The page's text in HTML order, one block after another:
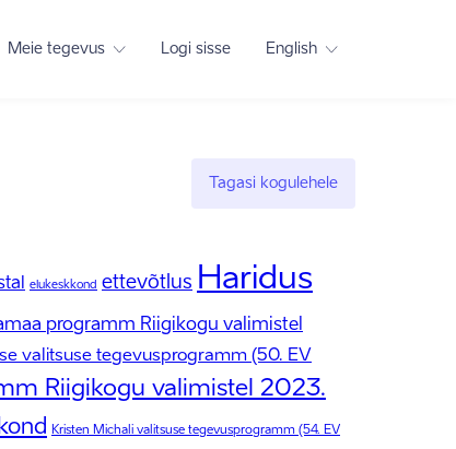
Meie tegevus Logi sisse English
Tagasi kogulehele
elukeskkond ettevõtlus Haridus
programm Riigikogu valimistel
valitsuse tegevusprogramm (50. EV
Riigikogu valimistel 2023.
Kristen Michali valitsuse tegevusprogramm (54. EV